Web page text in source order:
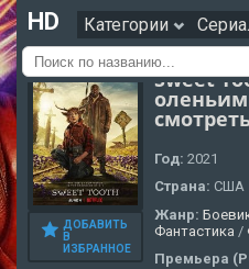
HD Категории
ДОБАВИТЬ
В
ИЗБРАННОЕ
Sweet
Год: 2021
Страна: США
Жанр:
Фантастика /
Премьера